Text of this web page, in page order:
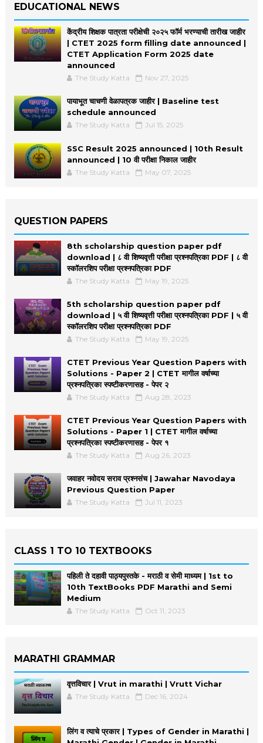
EDUCATIONAL NEWS
केंद्रीय शिक्षक पात्रता परीक्षेची २०२५ फॉर्म भरण्याची तारीख जाहीर
| CTET 2025 form filling date announced |
CTET Application Form 2025 date
announced
The Study Katta Nov 27, 2025
पायाभूत चाचणी वेळापत्रक जाहीर | Baseline test
schedule announced
The Study Katta Jul 15, 2025
SSC Result 2025 announced | 10th Result
announced | 10 वी परीक्षा निकाल जाहीर
The Study Katta May 07, 2025
QUESTION PAPERS
8th scholarship question paper pdf
download | ८ वी शिष्यवृत्ती परीक्षा प्रश्नपत्रिका PDF | ८ वी
स्कॉलरशिप परीक्षा प्रश्नपत्रिका PDF
The Study Katta May 19, 2025
5th scholarship question paper pdf
download | ५ वी शिष्यवृत्ती परीक्षा प्रश्नपत्रिका PDF | ५ वी
स्कॉलरशिप परीक्षा प्रश्नपत्रिका PDF
The Study Katta May 19, 2025
CTET Previous Year Question Papers with
Solutions - Paper 2 | CTET मागील वर्षाच्या
प्रश्नपत्रिका स्पष्टीकरणासह - पेपर २
The Study Katta Aug 28, 2023
CTET Previous Year Question Papers with
Solutions - Paper 1 | CTET मागील वर्षाच्या
प्रश्नपत्रिका स्पष्टीकरणासह - पेपर १
The Study Katta Aug 26, 2023
जवाहर नवोदय सराव प्रश्नसंच | Jawahar Navodaya
Previous Question Paper
The Study Katta Jul 11, 2023
CLASS 1 TO 10 TEXTBOOKS
पहिली ते दहावी पाठ्यपुस्तके - मराठी व सेमी माध्यम | 1st to
10th TextBooks PDF Marathi and Semi
Medium
The Study Katta Oct 11, 2023
MARATHI GRAMMAR
वृत्तविचार | Vrut in marathi | Vrutt Vichar
The Study Katta Dec 16, 2024
लिंग व त्याचे प्रकार | Types of Gender in Marathi |